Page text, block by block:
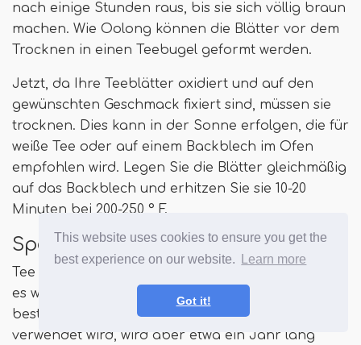
This website uses cookies to ensure you get the
best experience on our website.
Learn more
Got it!
nach einige Stunden raus, bis sie sich völlig braun
machen. Wie Oolong können die Blätter vor dem
Trocknen in einen Teebugel geformt werden.
Jetzt, da Ihre Teeblätter oxidiert und auf den
gewünschten Geschmack fixiert sind, müssen sie
trocknen. Dies kann in der Sonne erfolgen, die für
weiße Tee oder auf einem Backblech im Ofen
empfohlen wird. Legen Sie die Blätter gleichmäßig
auf das Backblech und erhitzen Sie sie 10-20
Minuten bei 200-250 ° F.
Speicherung
Tee wird nicht so schlecht, soweit er giftig ist, aber
es wird abgestanden. Einmal verarbeitet, ist es am
besten, wenn es innerhalb von sechs Monaten
verwendet wird, wird aber etwa ein Jahr lang